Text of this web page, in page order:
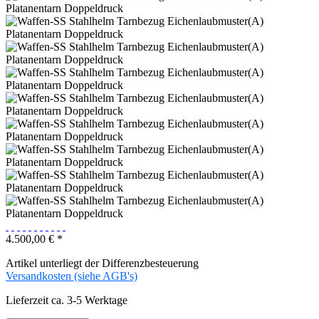
4.500,00 € *
Artikel unterliegt der Differenzbesteuerung
Versandkosten (siehe AGB's)
Lieferzeit ca. 3-5 Werktage